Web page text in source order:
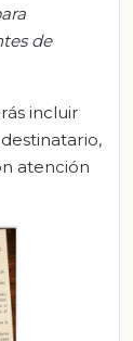
de
incluir
atención